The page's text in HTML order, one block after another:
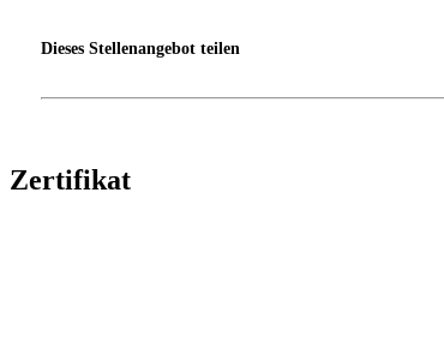
Dieses Stellenangebot teilen
Zertifikat